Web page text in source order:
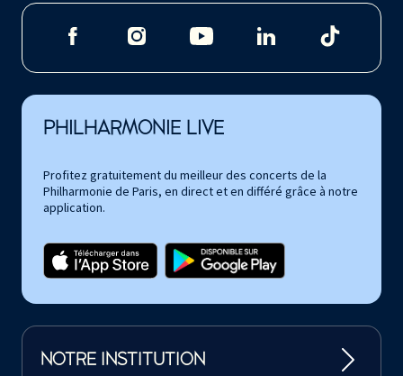
PHILHARMONIE LIVE
Profitez gratuitement du meilleur des concerts de la
Philharmonie de Paris, en direct et en différé grâce à notre
application.
NOTRE INSTITUTION